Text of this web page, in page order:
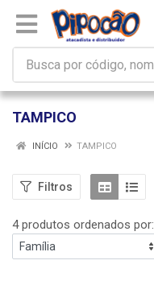
TAMPICO
INÍCIO TAMPICO
Filtros
4 produtos ordenados por: